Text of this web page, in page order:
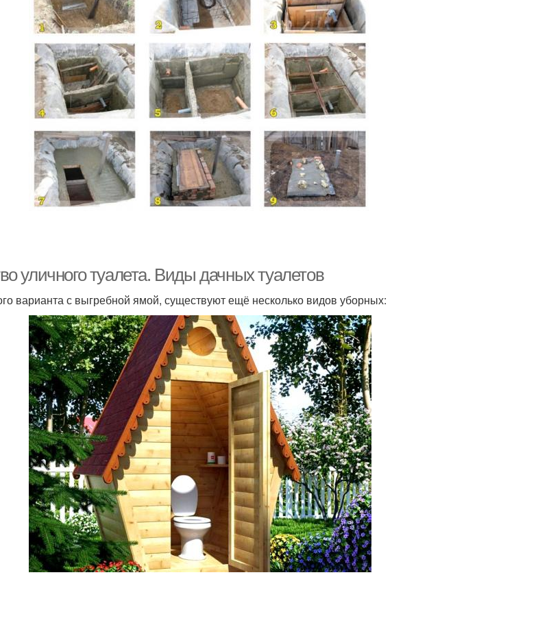
уличного туалета. Виды дачных туалетов
варианта с выгребной ямой, существуют ещё несколько видов уборных: